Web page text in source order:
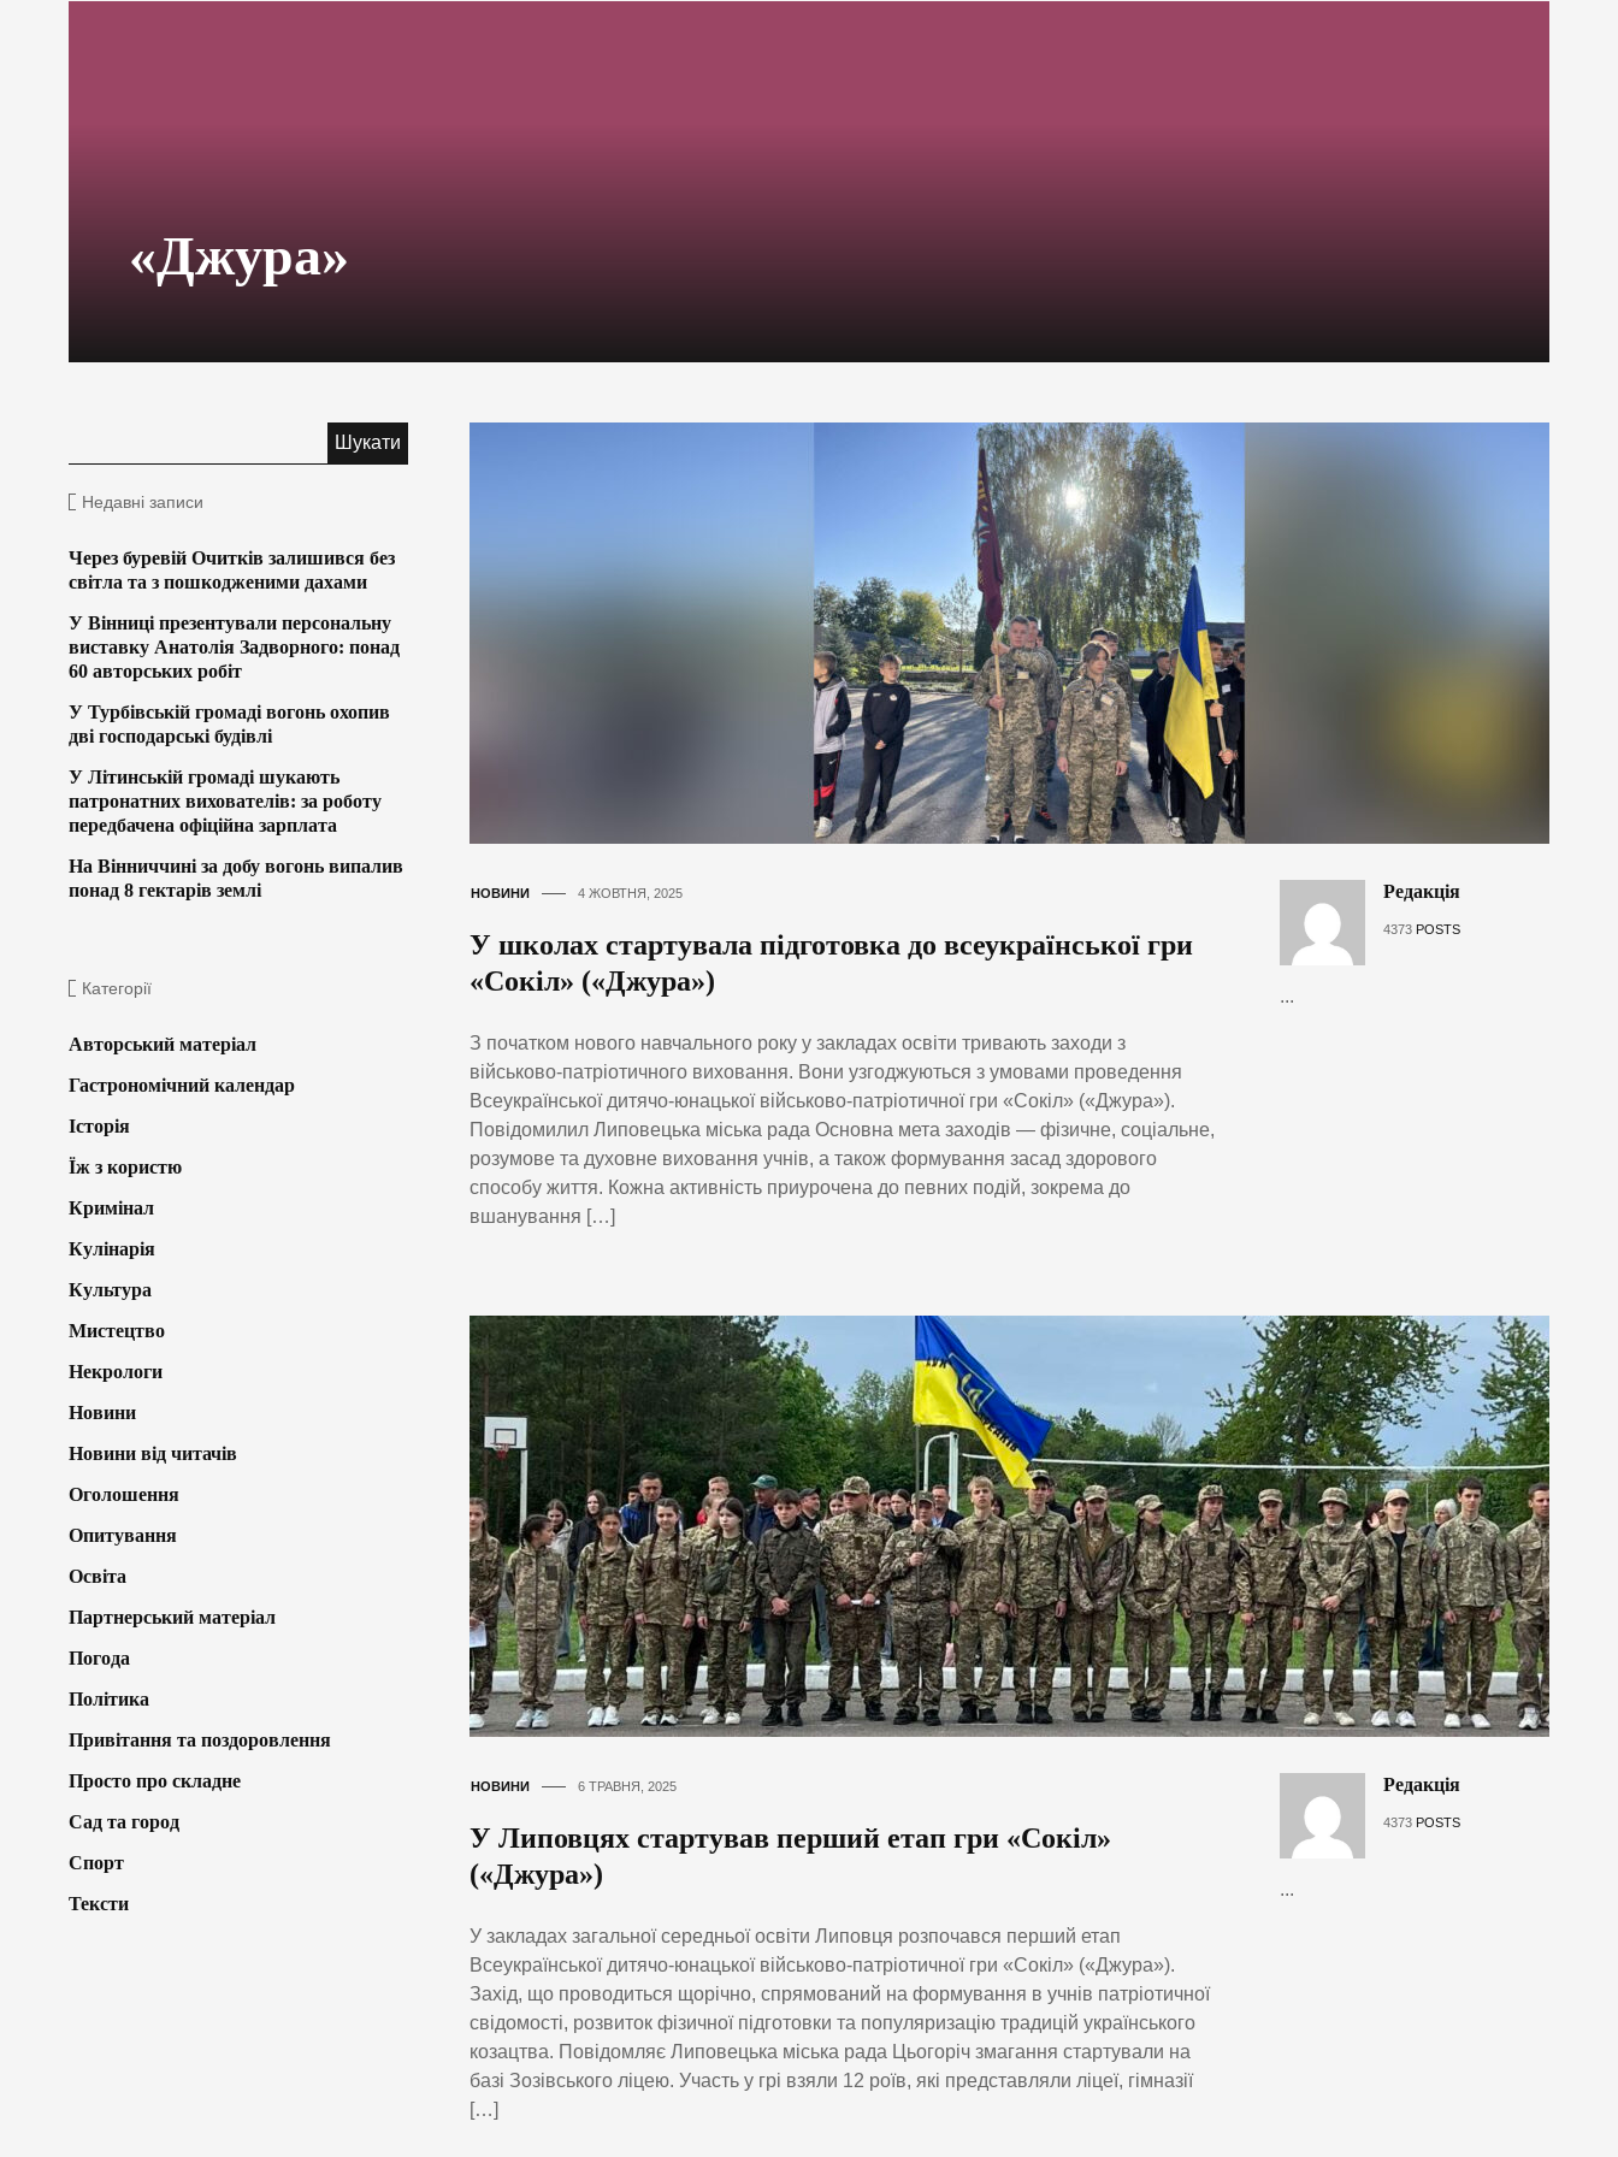
«Джура»
НОВИНИ 4 ЖОВТНЯ, 2025
У школах стартувала підготовка до всеукраїнської гри
«Сокіл» («Джура»)
З початком нового навчального року у закладах освіти тривають заходи з
військово-патріотичного виховання. Вони узгоджуються з умовами проведення
Всеукраїнської дитячо-юнацької військово-патріотичної гри «Сокіл» («Джура»).
Повідомилил Липовецька міська рада Основна мета заходів — фізичне, соціальне,
розумове та духовне виховання учнів, а також формування засад здорового
способу життя. Кожна активність приурочена до певних подій, зокрема до
вшанування […]
Редакція
4373 POSTS
...
НОВИНИ 6 ТРАВНЯ, 2025
У Липовцях стартував перший етап гри «Сокіл»
(«Джура»)
У закладах загальної середньої освіти Липовця розпочався перший етап
Всеукраїнської дитячо-юнацької військово-патріотичної гри «Сокіл» («Джура»).
Захід, що проводиться щорічно, спрямований на формування в учнів патріотичної
свідомості, розвиток фізичної підготовки та популяризацію традицій українського
козацтва. Повідомляє Липовецька міська рада Цьогоріч змагання стартували на
базі Зозівського ліцею. Участь у грі взяли 12 роїв, які представляли ліцеї, гімназії
[…]
Редакція
4373 POSTS
...
Недавні записи
Через буревій Очитків залишився без
світла та з пошкодженими дахами
У Вінниці презентували персональну
виставку Анатолія Задворного: понад
60 авторських робіт
У Турбівській громаді вогонь охопив
дві господарські будівлі
У Літинській громаді шукають
патронатних вихователів: за роботу
передбачена офіційна зарплата
На Вінниччині за добу вогонь випалив
понад 8 гектарів землі
Категорії
Авторський матеріал
Гастрономічний календар
Історія
Їж з користю
Кримінал
Кулінарія
Культура
Мистецтво
Некрологи
Новини
Новини від читачів
Оголошення
Опитування
Освіта
Партнерський матеріал
Погода
Політика
Привітання та поздоровлення
Просто про складне
Сад та город
Спорт
Тексти